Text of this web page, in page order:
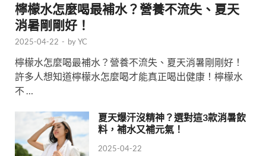
檸檬水怎麼喝最補水？營養不流失、夏天
消暑剛剛好！
2025-04-22 - byYC
檸檬水怎麼喝最補水？營養不流失、夏天消暑剛剛好！
許多人想知道檸檬水怎麼喝才能真正喝出健康！檸檬水
不 …
夏天爆汗沒精神？選對這3款消暑飲
料，補水又補元氣！
2025-04-22